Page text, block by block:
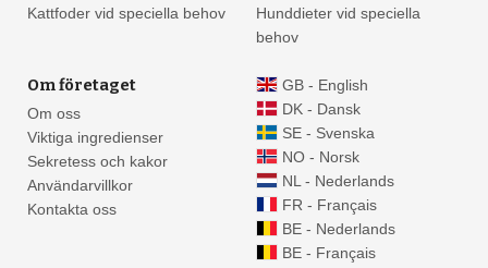
Kattfoder vid speciella behov
Hunddieter vid speciella
behov
Om företaget
Om oss
Viktiga ingredienser
Sekretess och kakor
Användarvillkor
Kontakta oss
GB - English
DK - Dansk
SE - Svenska
NO - Norsk
NL - Nederlands
FR - Français
BE - Nederlands
BE - Français